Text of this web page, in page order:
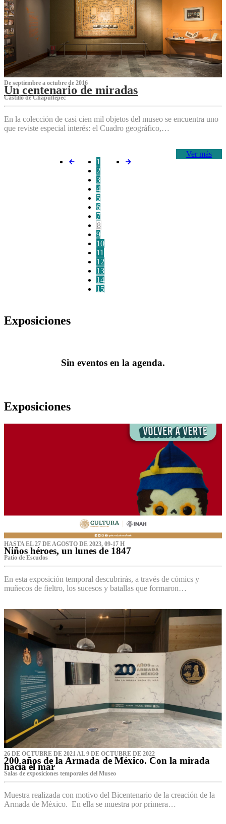
De septiembre a octubre de 2016
Un centenario de miradas
Castillo de Chapultepec
En la colección de casi cien mil objetos del museo se encuentra uno
que reviste especial interés: el Cuadro geográfico,…
Ver más
1
2
3
4
5
6
7
8
9
10
11
12
13
14
15
Exposiciones
Sin eventos en la agenda.
Exposiciones
HASTA EL 27 DE AGOSTO DE 2023, 09-17 H
Niños héroes, un lunes de 1847
Patio de Escudos
En esta exposición temporal descubrirás, a través de cómics y
muñecos de fieltro, los sucesos y batallas que formaron…
26 DE OCTUBRE DE 2021 AL 9 DE OCTUBRE DE 2022
200 años de la Armada de México. Con la mirada
hacia el mar
Salas de exposiciones temporales del Museo‌
Muestra realizada con motivo del Bicentenario de la creación de la
Armada de México. En ella se muestra por primera…